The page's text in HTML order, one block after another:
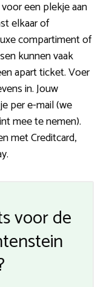
een plekje aan
elkaar of
compartiment of
kunnen vaak
apart ticket. Voer
in. Jouw
per e-mail (we
mee te nemen).
met Creditcard,
voor de